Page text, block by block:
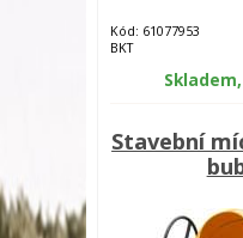
Kód: 61077953
BKT
Stavební